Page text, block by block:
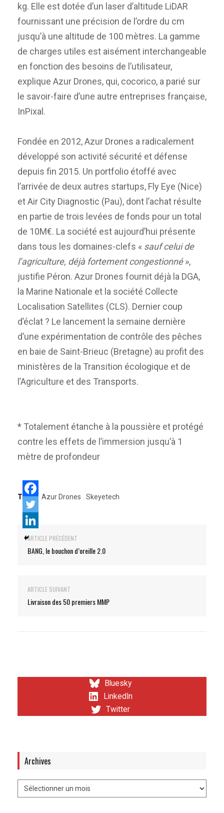
kg. Elle est dotée d’un laser d’altitude LiDAR
fournissant une précision de l’ordre du cm
jusqu’à une altitude de 100 mètres. La gamme
de charges utiles est aisément interchangeable
en fonction des besoins de l’utilisateur,
explique Azur Drones, qui, cocorico, a parié sur
le savoir-faire d’une autre entreprises française,
InPixal.
Fondée en 2012, Azur Drones a radicalement
développé son activité sécurité et défense
depuis fin 2015. Un portfolio étoffé avec
l’arrivée de deux autres startups, Fly Eye (Nice)
et Air City Diagnostic (Pau), dont l’achat résulte
en partie de trois levées de fonds pour un total
de 10M€. La société est aujourd’hui présente
dans tous les domaines-clefs « sauf celui de
l’agriculture, déjà fortement congestionné»,
justifie Péron. Azur Drones fournit déjà la DGA,
la Marine Nationale et la société Collecte
Localisation Satellites (CLS). Dernier coup
d’éclat ? Le lancement la semaine dernière
d’une expérimentation de contrôle des pêches
en baie de Saint-Brieuc (Bretagne) au profit des
ministères de la Transition écologique et de
l’Agriculture et des Transports.
* Totalement étanche à la poussière et protégé
contre les effets de l’immersion jusqu’à 1
mètre de profondeur
Tags: Azur Drones Skeyetech
ARTICLE PRÉCÉDENT
BANG, le bouchon d’oreille 2.0
ARTICLE SUIVANT
Livraison des 50 premiers MMP
Bluesky
LinkedIn
Twitter
Archives